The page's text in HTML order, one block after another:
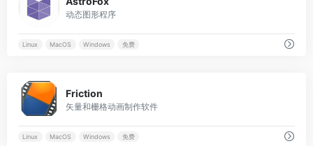
动态图形程序
Linux MacOS Windows 免费
Friction
矢量和栅格动画制作软件
Linux MacOS Windows 免费